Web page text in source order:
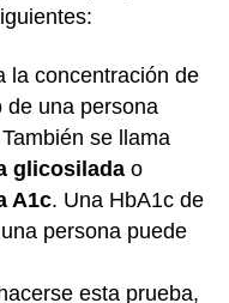
la concentración de
de una persona
se llama
glicosilada o
A1c. Una HbA1c de
persona puede
esta prueba,